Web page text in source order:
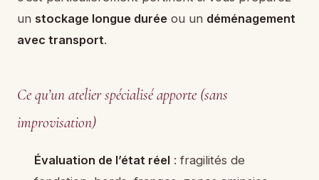
un stockage longue durée ou un déménagement
avec transport.
Ce qu’un atelier spécialisé apporte (sans
improvisation)
Évaluation de l’état réel: fragilités de